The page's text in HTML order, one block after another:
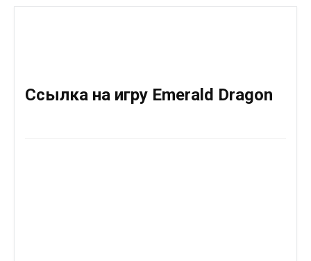
Ссылка на игру Emerald Dragon